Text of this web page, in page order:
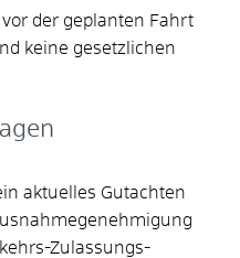
der geplanten Fahrt
keine gesetzlichen
aktuelles Gutachten
Zulassungs-